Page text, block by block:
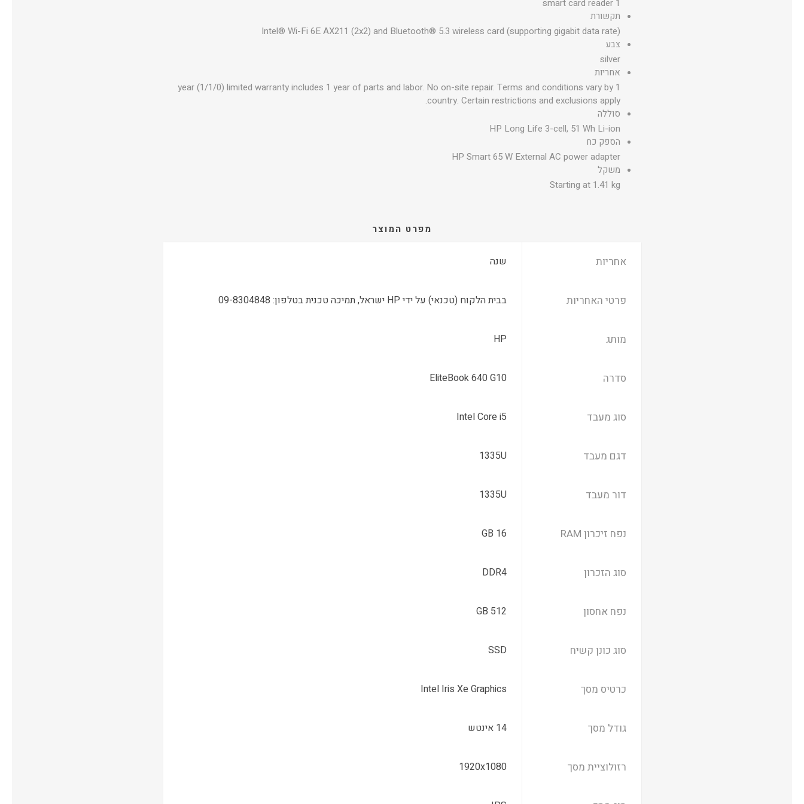
1 smart card reader
תקשורת
Intel® Wi-Fi 6E AX211 (2x2) and Bluetooth® 5.3 wireless card (supporting gigabit data rate)
צבע
silver
אחריות
1 year (1/1/0) limited warranty includes 1 year of parts and labor. No on-site repair. Terms and conditions vary by
country. Certain restrictions and exclusions apply.
סוללה
HP Long Life 3-cell, 51 Wh Li-ion
הספק כח
HP Smart 65 W External AC power adapter
משקל
Starting at 1.41 kg
מפרט המוצר
אחריות שנה
פרטי האחריות בבית הלקוח (טכנאי) על ידי HP ישראל, תמיכה טכנית בטלפון: 09-8304848
מותג HP
סדרה EliteBook 640 G10
סוג מעבד Intel Core i5
דגם מעבד 1335U
דור מעבד 1335U
נפח זיכרון RAM 16 GB
סוג הזכרון DDR4
נפח אחסון 512 GB
סוג כונן קשיח SSD
כרטיס מסך Intel Iris Xe Graphics
גודל מסך 14 אינטש
רזולוציית מסך 1920x1080